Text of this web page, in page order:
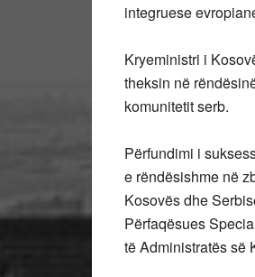
integruese
Kryeministri i
theksin në
komunitetit serb.
Përfundimi i
e rëndësishme në
Kosovës dhe
Përfaqësues
të Administratës së